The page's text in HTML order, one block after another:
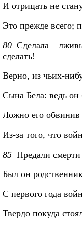
И отрицать не
Это прежде всего;
80 Сделала –
сделать!
Верно, из чьих-
Сына Бела: ведь
Ложно его
Из-за того, что
85 Предали
Был он
С первого года
Твердо покуда